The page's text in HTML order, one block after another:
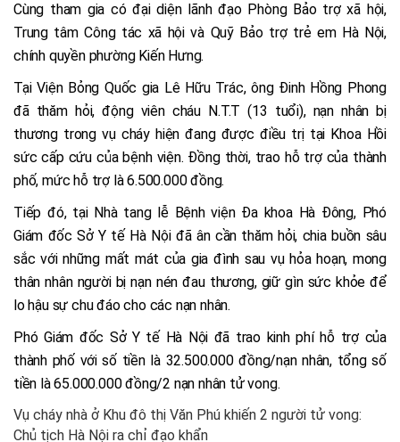
Cùng tham gia có đại diện lãnh đạo Phòng Bảo trợ xã hội,
Trung tâm Công tác xã hội và Quỹ Bảo trợ trẻ em Hà Nội,
chính quyền phường Kiến Hưng.
Tại Viện Bỏng Quốc gia Lê Hữu Trác, ông Đinh Hồng Phong
đã thăm hỏi, động viên cháu N.T.T (13 tuổi), nạn nhân bị
thương trong vụ cháy hiện đang được điều trị tại Khoa Hồi
sức cấp cứu của bệnh viện. Đồng thời, trao hỗ trợ của thành
phố, mức hỗ trợ là 6.500.000 đồng.
Tiếp đó, tại Nhà tang lễ Bệnh viện Đa khoa Hà Đông, Phó
Giám đốc Sở Y tế Hà Nội đã ân cần thăm hỏi, chia buồn sâu
sắc với những mất mát của gia đình sau vụ hỏa hoạn, mong
thân nhân người bị nạn nén đau thương, giữ gìn sức khỏe để
lo hậu sự chu đáo cho các nạn nhân.
Phó Giám đốc Sở Y tế Hà Nội đã trao kinh phí hỗ trợ của
thành phố với số tiền là 32.500.000 đồng/nạn nhân, tổng số
tiền là 65.000.000 đồng/2 nạn nhân tử vong.
Vụ cháy nhà ở Khu đô thị Văn Phú khiến 2 người tử vong:
Chủ tịch Hà Nội ra chỉ đạo khẩn